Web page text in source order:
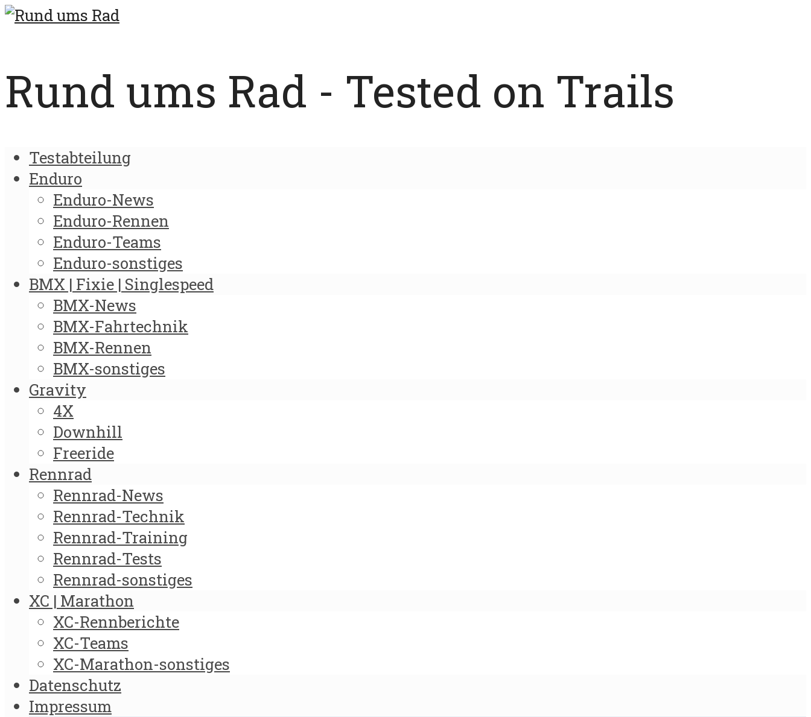
Rund ums Rad - Tested on Trails
Testabteilung
Enduro
Enduro-News
Enduro-Rennen
Enduro-Teams
Enduro-sonstiges
BMX | Fixie | Singlespeed
BMX-News
BMX-Fahrtechnik
BMX-Rennen
BMX-sonstiges
Gravity
4X
Downhill
Freeride
Rennrad
Rennrad-News
Rennrad-Technik
Rennrad-Training
Rennrad-Tests
Rennrad-sonstiges
XC | Marathon
XC-Rennberichte
XC-Teams
XC-Marathon-sonstiges
Datenschutz
Impressum